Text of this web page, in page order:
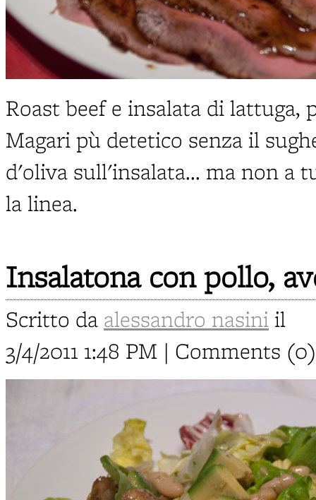
Roast beef e insalata di
Magari pù detetico senza il
d'oliva sull'insalata... ma non a
la linea.
Insalatona con pollo,
Scritto da alessandro nasini il
3/4/2011 1:48 PM | Comments (0)